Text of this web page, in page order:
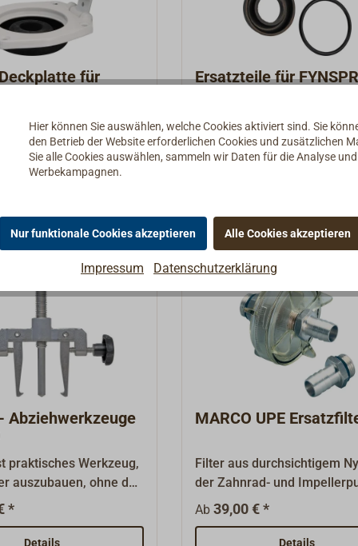
mit einem
aus
Filterpatronen
ein jährlicher
Approved.
für
für WHALE-Pumpen für
oder
Der Deckel rastet
ein.Artikel 1860-111
ist passend für Gusher
Ersatzteile für
Ersatzteile für FYNSPRAY
Pumpen Typ AUCKLAND
DUNEDIN.
Abziehwerkzeuge
praktisches Werkzeug,
auszubauen, ohne das
zu
und
Aluminium,
*
Details
MARCO UPE
Filter aus durchsichtigem
der Zahnrad- und
vor Verschmutzung duch
Kleinpartikel schützt. Das
Edelstahl-Filternetz (AISI
Ab39,00 € *
Details
Hier können Sie auswählen, welche Cookies aktiviert sind. Sie
den Betrieb der Website erforderlichen Cookies und zusätzlichen
Sie alle Cookies auswählen, sammeln wir Daten für die Analyse
Werbekampagnen.
Nur funktionale Cookies akzeptieren Alle Cookies akzeptieren
Impressum Datenschutzerklärung